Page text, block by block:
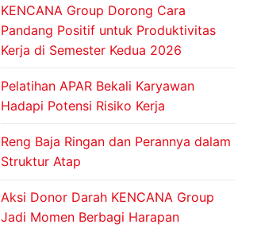
KENCANA Group Dorong Cara
Pandang Positif untuk Produktivitas
Kerja di Semester Kedua 2026
Pelatihan APAR Bekali Karyawan
Hadapi Potensi Risiko Kerja
Reng Baja Ringan dan Perannya dalam
Struktur Atap
Aksi Donor Darah KENCANA Group
Jadi Momen Berbagi Harapan